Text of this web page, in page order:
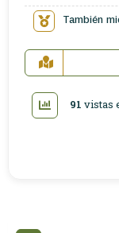
También
91 vistas